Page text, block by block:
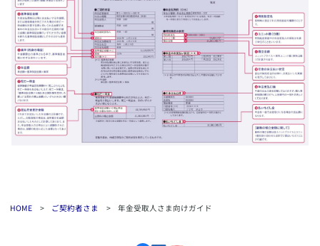
HOME > ご契約者さま > 年金受取人さま向けガイド